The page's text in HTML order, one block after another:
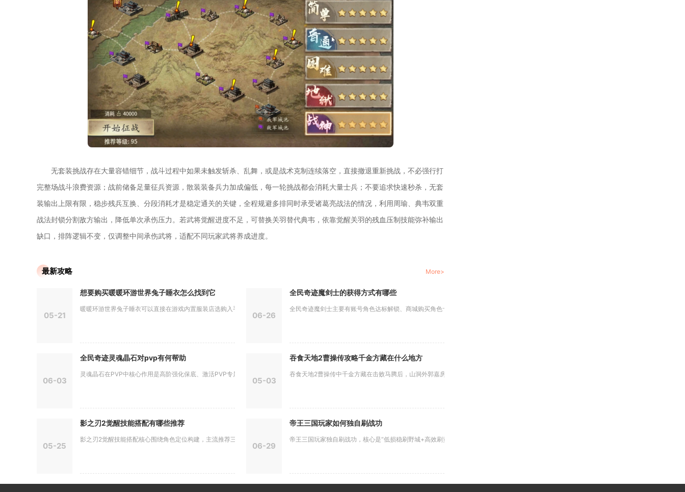
无套装挑战存在大量容错细节，战斗过程中如果未触发斩杀、乱舞，或是战术克制连续落空，直接撤退重新挑战，不必强行打
完整场战斗浪费资源；战前储备足量征兵资源，散装装备兵力加成偏低，每一轮挑战都会消耗大量士兵；不要追求快速秒杀，无套
装输出上限有限，稳步残兵互换、分段消耗才是稳定通关的关键，全程规避多排同时承受诸葛亮战法的情况，利用周瑜、典韦双重
战法封锁分割敌方输出，降低单次承伤压力。若武将觉醒进度不足，可替换关羽替代典韦，依靠觉醒关羽的残血压制技能弥补输出
缺口，排阵逻辑不变，仅调整中间承伤武将，适配不同玩家武将养成进度。
最新攻略 More>
05-21
想要购买暖暖环游世界兔子睡衣怎么找到它
暖暖环游世界兔子睡衣可以直接在游戏内置服装店选购入手，也能通...
06-26
全民奇迹魔剑士的获得方式有哪些
全民奇迹魔剑士主要有账号角色达标解锁、商城购买角色卡解锁、参...
06-03
全民奇迹灵魂晶石对pvp有何帮助
灵魂晶石在PVP中核心作用是高阶强化保底、激活PVP专属属性...
05-03
吞食天地2曹操传攻略千金方藏在什么地方
吞食天地2曹操传中千金方藏在击败马腾后，山洞外郭嘉房屋右侧的...
05-25
影之刃2觉醒技能搭配有哪些推荐
影之刃2觉醒技能搭配核心围绕角色定位构建，主流推荐三套方案：...
06-29
帝王三国玩家如何独自刷战功
帝王三国玩家独自刷战功，核心是“低损稳刷野城+高效刷黄巾+精...